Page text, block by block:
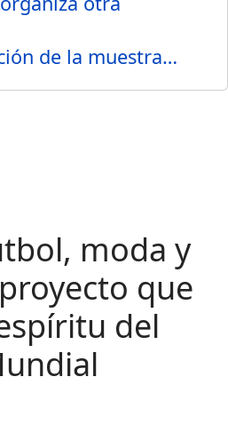
de la muestra…
moda y
que
del